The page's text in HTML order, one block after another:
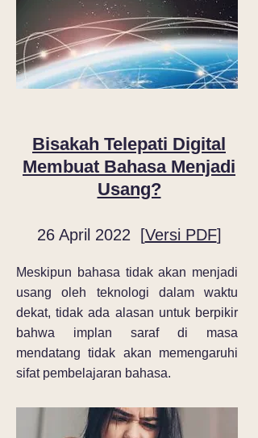
Bisakah Telepati Digital
Membuat Bahasa Menjadi
Usang?
26 April 2022 [Versi PDF]
Meskipun bahasa tidak akan menjadi
usang oleh teknologi dalam waktu
dekat, tidak ada alasan untuk berpikir
bahwa implan saraf di masa
mendatang tidak akan memengaruhi
sifat pembelajaran bahasa.